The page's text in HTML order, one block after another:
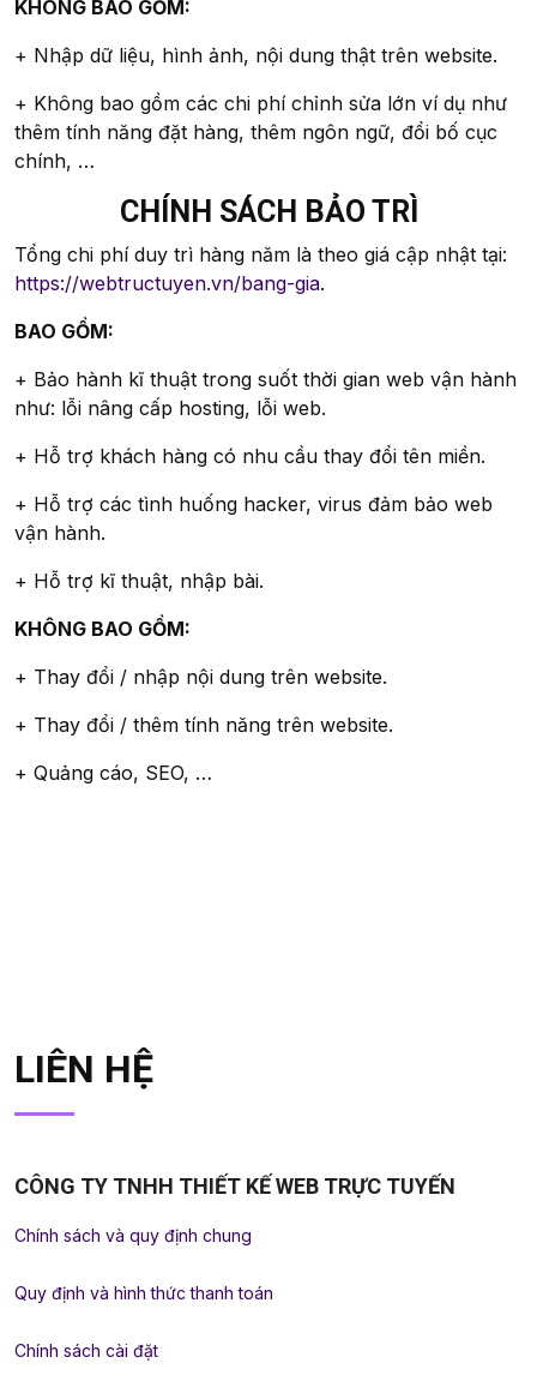
KHÔNG BAO GỒM:
+ Nhập dữ liệu, hình ảnh, nội dung thật trên website.
+ Không bao gồm các chi phí chỉnh sửa lớn ví dụ như
thêm tính năng đặt hàng, thêm ngôn ngữ, đổi bố cục
chính, …
CHÍNH SÁCH BẢO TRÌ
Tổng chi phí duy trì hàng năm là theo giá cập nhật tại:
https://webtructuyen.vn/bang-gia.
BAO GỒM:
+ Bảo hành kĩ thuật trong suốt thời gian web vận hành
như: lỗi nâng cấp hosting, lỗi web.
+ Hỗ trợ khách hàng có nhu cầu thay đổi tên miền.
+ Hỗ trợ các tình huống hacker, virus đảm bảo web
vận hành.
+ Hỗ trợ kĩ thuật, nhập bài.
KHÔNG BAO GỒM:
+ Thay đổi / nhập nội dung trên website.
+ Thay đổi / thêm tính năng trên website.
+ Quảng cáo, SEO, …
LIÊN HỆ
CÔNG TY TNHH THIẾT KẾ WEB TRỰC TUYẾN
Chính sách và quy định chung
Quy định và hình thức thanh toán
Chính sách cài đặt